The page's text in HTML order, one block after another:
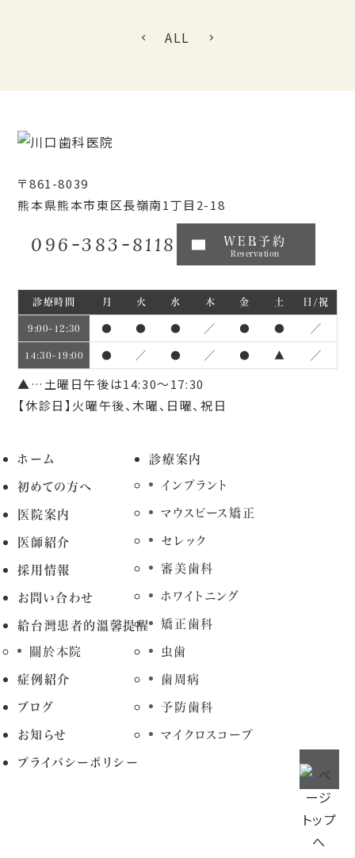
ALL
〒861-8039
熊本県熊本市東区長嶺南1丁目2-18
096-383-8118 WEB予約
Reservation
診療時間 月 火 水 木 金 土 日/祝
9:00~12:30 ● ● ● ／ ● ● ／
14:30~19:00 ● ／ ● ／ ● ▲ ／
▲…土曜日午後は14:30～17:30
【休診日】火曜午後、木曜、日曜、祝日
ホーム
初めての方へ
医院案内
医師紹介
採用情報
お問い合わせ
給台灣患者的溫馨提醒
關於本院
症例紹介
ブログ
お知らせ
プライバシーポリシー
診療案内
インプラント
マウスピース矯正
セレック
審美歯科
ホワイトニング
矯正歯科
虫歯
歯周病
予防歯科
マイクロスコープ